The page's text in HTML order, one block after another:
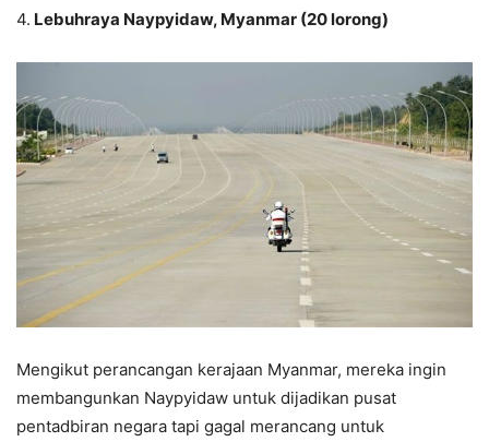
4. Lebuhraya Naypyidaw, Myanmar (20 lorong)
Mengikut perancangan kerajaan Myanmar, mereka ingin
membangunkan Naypyidaw untuk dijadikan pusat
pentadbiran negara tapi gagal merancang untuk